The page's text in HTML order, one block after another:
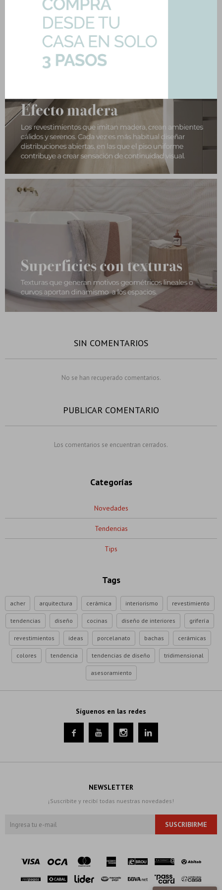
SIN COMENTARIOS
No se han recuperado comentarios.
PUBLICAR COMENTARIO
Los comentarios se encuentran cerrados.
Categorías
Novedades
Tendencias
Tips
Tags
acher arquitectura cerámica interiorismo revestimiento
tendencias diseño cocinas diseño de interiores grifería
revestimientos ideas porcelanato bachas cerámicas
colores tendencia tendencias de diseño tridimensional
asesoramiento
Síguenos en las redes
   
NEWSLETTER
¡Suscribite y recibí todas nuestras novedades!
SUSCRIBIRME